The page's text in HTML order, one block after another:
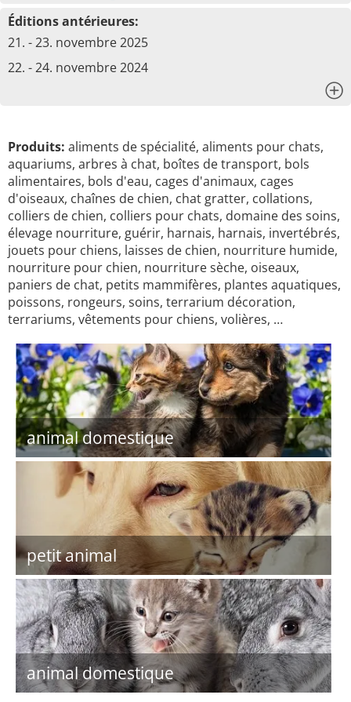
Éditions antérieures:
21. - 23. novembre 2025
22. - 24. novembre 2024
Produits: aliments de spécialité, aliments pour chats,
aquariums, arbres à chat, boîtes de transport, bols
alimentaires, bols d'eau, cages d'animaux, cages
d'oiseaux, chaînes de chien, chat gratter, collations,
colliers de chien, colliers pour chats, domaine des soins,
élevage nourriture, guérir, harnais, harnais, invertébrés,
jouets pour chiens, laisses de chien, nourriture humide,
nourriture pour chien, nourriture sèche, oiseaux,
paniers de chat, petits mammifères, plantes aquatiques,
poissons, rongeurs, soins, terrarium décoration,
terrariums, vêtements pour chiens, volières, …
animal domestique
petit animal
animal domestique